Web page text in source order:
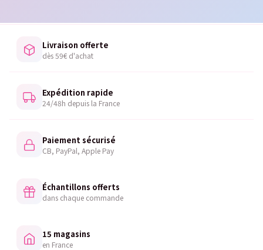
Livraison offerte
dès 59€ d'achat
Expédition rapide
24/48h depuis la France
Paiement sécurisé
CB, PayPal, Apple Pay
Échantillons offerts
dans chaque commande
15 magasins
en France